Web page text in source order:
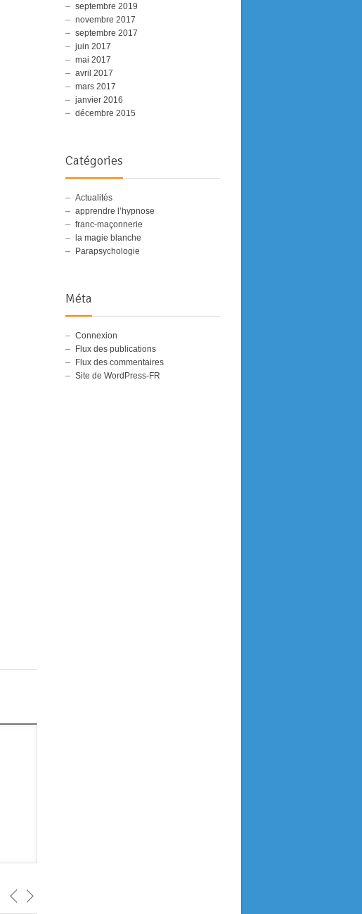
septembre 2019
novembre 2017
septembre 2017
juin 2017
mai 2017
avril 2017
mars 2017
janvier 2016
décembre 2015
Catégories
Actualités
apprendre l’hypnose
franc-maçonnerie
la magie blanche
Parapsychologie
Méta
Connexion
Flux des publications
Flux des commentaires
Site de WordPress-FR